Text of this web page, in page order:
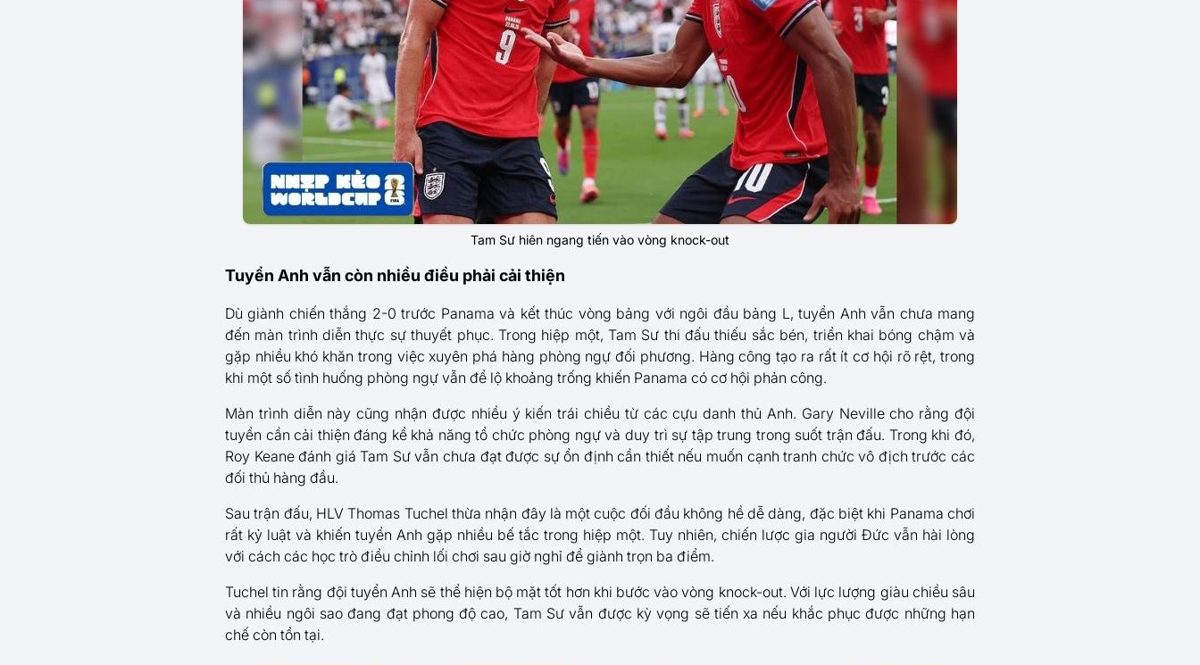
Tam Sư hiên ngang tiến vào vòng knock-out
Tuyển Anh vẫn còn nhiều điều phải cải thiện
Dù giành chiến thắng 2-0 trước Panama và kết thúc vòng bảng với ngôi đầu bảng L, tuyển Anh vẫn chưa mang
đến màn trình diễn thực sự thuyết phục. Trong hiệp một, Tam Sư thi đấu thiếu sắc bén, triển khai bóng chậm và
gặp nhiều khó khăn trong việc xuyên phá hàng phòng ngự đối phương. Hàng công tạo ra rất ít cơ hội rõ rệt, trong
khi một số tình huống phòng ngự vẫn để lộ khoảng trống khiến Panama có cơ hội phản công.
Màn trình diễn này cũng nhận được nhiều ý kiến trái chiều từ các cựu danh thủ Anh. Gary Neville cho rằng đội
tuyển cần cải thiện đáng kể khả năng tổ chức phòng ngự và duy trì sự tập trung trong suốt trận đấu. Trong khi đó,
Roy Keane đánh giá Tam Sư vẫn chưa đạt được sự ổn định cần thiết nếu muốn cạnh tranh chức vô địch trước các
đối thủ hàng đầu.
Sau trận đấu, HLV Thomas Tuchel thừa nhận đây là một cuộc đối đầu không hề dễ dàng, đặc biệt khi Panama chơi
rất kỷ luật và khiến tuyển Anh gặp nhiều bế tắc trong hiệp một. Tuy nhiên, chiến lược gia người Đức vẫn hài lòng
với cách các học trò điều chỉnh lối chơi sau giờ nghỉ để giành trọn ba điểm.
Tuchel tin rằng đội tuyển Anh sẽ thể hiện bộ mặt tốt hơn khi bước vào vòng knock-out. Với lực lượng giàu chiều sâu
và nhiều ngôi sao đang đạt phong độ cao, Tam Sư vẫn được kỳ vọng sẽ tiến xa nếu khắc phục được những hạn
chế còn tồn tại.